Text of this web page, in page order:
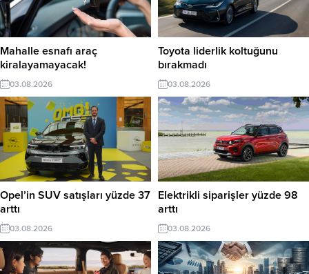
Mahalle esnafı araç
kiralayamayacak!
03.08.2026
Toyota liderlik koltuğunu
bırakmadı
03.08.2026
Opel’in SUV satışları yüzde 37
arttı
03.08.2026
Elektrikli siparişler yüzde 98
arttı
03.08.2026